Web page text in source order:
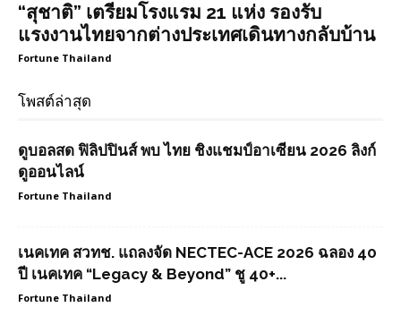
“สุชาติ” เตรียมโรงแรม 21 แห่ง รองรับ
แรงงานไทยจากต่างประเทศเดินทางกลับบ้าน
Fortune Thailand
โพสต์ล่าสุด
ดูบอลสด ฟิลิปปินส์ พบ ไทย ชิงแชมป์อาเซียน 2026 ลิงก์
ดูออนไลน์
Fortune Thailand
เนคเทค สวทช. แถลงจัด NECTEC-ACE 2026 ฉลอง 40
ปี เนคเทค “Legacy & Beyond” ชู 40+...
Fortune Thailand